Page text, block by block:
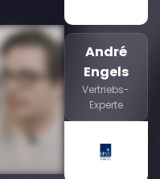
André
Engels
Vertriebs-
Experte